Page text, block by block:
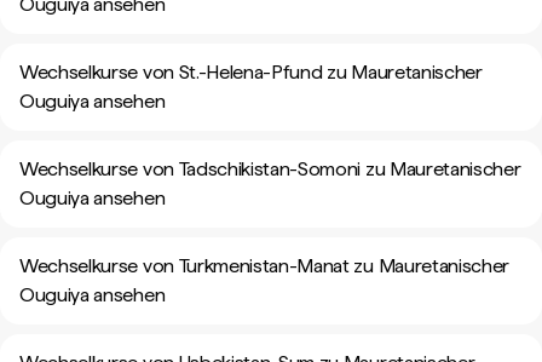
Wechselkurse von St.-Helena-Pfund zu Mauretanischer
Ouguiya ansehen
Wechselkurse von Tadschikistan-Somoni zu Mauretanischer
Ouguiya ansehen
Wechselkurse von Turkmenistan-Manat zu Mauretanischer
Ouguiya ansehen